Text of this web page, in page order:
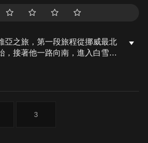
亞之旅，第一段旅程從挪威最北
，接著他一路向南，進入白雪覆
3